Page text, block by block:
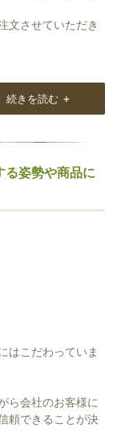
文させていただき
続きを読む +
る姿勢や商品に
はこだわっていま
ら会社のお客様に
頼できることが決